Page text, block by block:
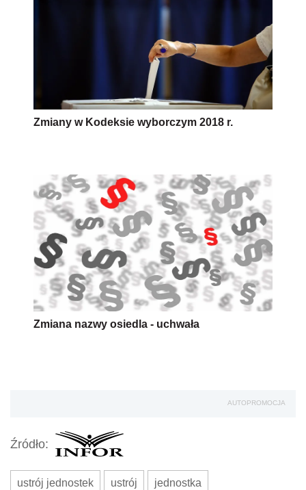
Zmiany w Kodeksie wyborczym 2018 r.
Zmiana nazwy osiedla - uchwała
AUTOPROMOCJA
Źródło:
ustrój jednostek ustrój jednostka